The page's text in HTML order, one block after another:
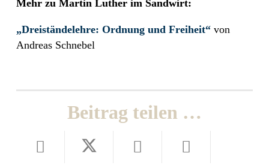
Mehr zu Martin Luther im Sandwirt:
„Dreiständelehre: Ordnung und Freiheit“ von
Andreas Schnebel
Beitrag teilen …